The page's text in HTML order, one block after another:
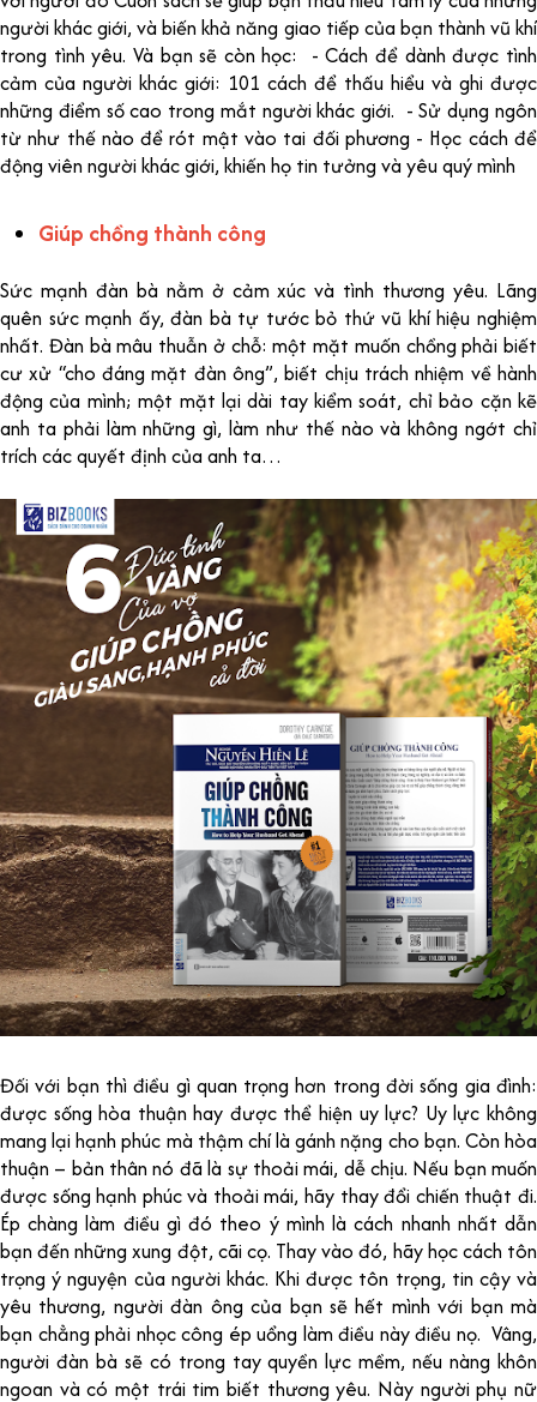
người khác giới, và biến khả năng giao tiếp của bạn thành vũ khí
trong tình yêu. Và bạn sẽ còn học: - Cách để dành được tình
cảm của người khác giới: 101 cách để thấu hiểu và ghi được
những điểm số cao trong mắt người khác giới. - Sử dụng ngôn
từ như thế nào để rót mật vào tai đối phương - Học cách để
động viên người khác giới, khiến họ tin tưởng và yêu quý mình
Giúp chồng thành công
Sức mạnh đàn bà nằm ở cảm xúc và tình thương yêu. Lãng
quên sức mạnh ấy, đàn bà tự tước bỏ thứ vũ khí hiệu nghiệm
nhất. Đàn bà mâu thuẫn ở chỗ: một mặt muốn chồng phải biết
cư xử “cho đáng mặt đàn ông”, biết chịu trách nhiệm về hành
động của mình; một mặt lại dài tay kiểm soát, chỉ bảo cặn kẽ
anh ta phải làm những gì, làm như thế nào và không ngớt chỉ
trích các quyết định của anh ta…
Đối với bạn thì điều gì quan trọng hơn trong đời sống gia đình:
được sống hòa thuận hay được thể hiện uy lực? Uy lực không
mang lại hạnh phúc mà thậm chí là gánh nặng cho bạn. Còn hòa
thuận – bản thân nó đã là sự thoải mái, dễ chịu. Nếu bạn muốn
được sống hạnh phúc và thoải mái, hãy thay đổi chiến thuật đi.
Ép chàng làm điều gì đó theo ý mình là cách nhanh nhất dẫn
bạn đến những xung đột, cãi cọ. Thay vào đó, hãy học cách tôn
trọng ý nguyện của người khác. Khi được tôn trọng, tin cậy và
yêu thương, người đàn ông của bạn sẽ hết mình với bạn mà
bạn chẳng phải nhọc công ép uổng làm điều này điều nọ. Vâng,
người đàn bà sẽ có trong tay quyền lực mềm, nếu nàng khôn
ngoan và có một trái tim biết thương yêu. Này người phụ nữ